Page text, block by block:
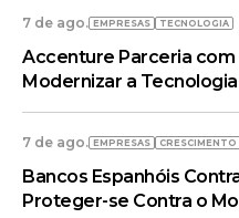
7 de ago. EMPRESAS TECNOLOGIA
Accenture Parceria com
Modernizar a
7 de ago. EMPRESAS CRESCIMENTO
Bancos Espanhóis
Proteger-se Contra o